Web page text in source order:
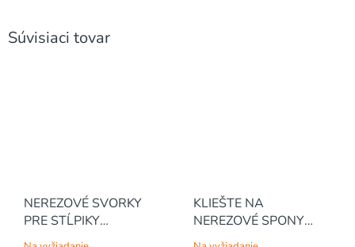
Súvisiaci tovar
NEREZOVÉ SVORKY
PRE STĹPIKY
BEKACLIP® PRE
KLIEŠTE NA
NEREZOVÉ SPONY
BEKACLIP®